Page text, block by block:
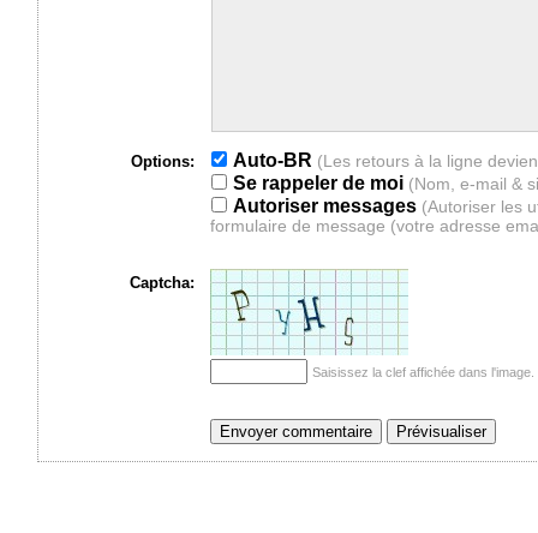
Options:
Auto-BR
Se rappeler de moi (Nom, e-mail &
Autoriser messages (Autoriser les
formulaire de message (votre adresse
Captcha:
Saisissez la clef affichée dans